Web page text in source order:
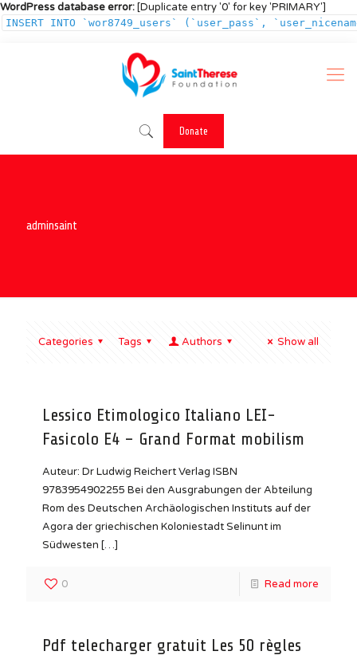
WordPress database error: [Duplicate entry '0' for key 'PRIMARY']
INSERT INTO `wor8749_users` (`user_pass`,
Donate
adminsaint
Categories Tags Authors Show all
Lessico Etimologico Italiano LEI-
Fasicolo E4 – Grand Format mobilism
Auteur: Dr Ludwig Reichert Verlag ISBN
9783954902255 Bei den Ausgrabungen der Abteilung
Rom des Deutschen Archäologischen Instituts auf der
Agora der griechischen Koloniestadt Selinunt im
Südwesten […]
0 Read more
Pdf telecharger gratuit Les 50 règles